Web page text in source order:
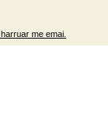
me emai.